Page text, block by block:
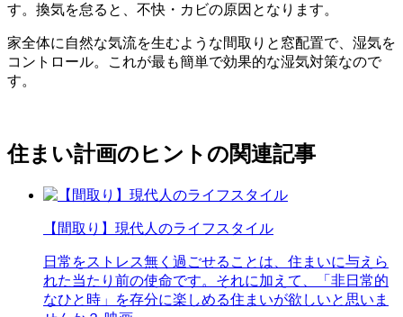
す。換気を怠ると、不快・カビの原因となります。
家全体に自然な気流を生むような間取りと窓配置で、湿気を
コントロール。これが最も簡単で効果的な湿気対策なので
す。
住まい計画のヒントの関連記事
【間取り】現代人のライフスタイル
日常をストレス無く過ごせることは、住まいに与えら
れた当たり前の使命です。それに加えて、「非日常的
なひと時」を存分に楽しめる住まいが欲しいと思いま